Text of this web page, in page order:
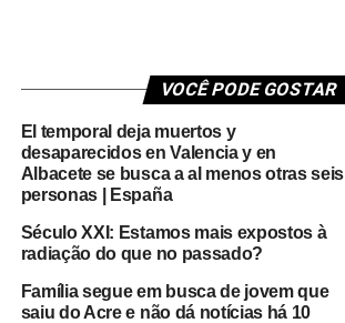
VOCÊ PODE GOSTAR
El temporal deja muertos y
desaparecidos en Valencia y en
Albacete se busca a al menos otras seis
personas | España
Século XXI: Estamos mais expostos à
radiação do que no passado?
Família segue em busca de jovem que
saiu do Acre e não dá notícias há 10